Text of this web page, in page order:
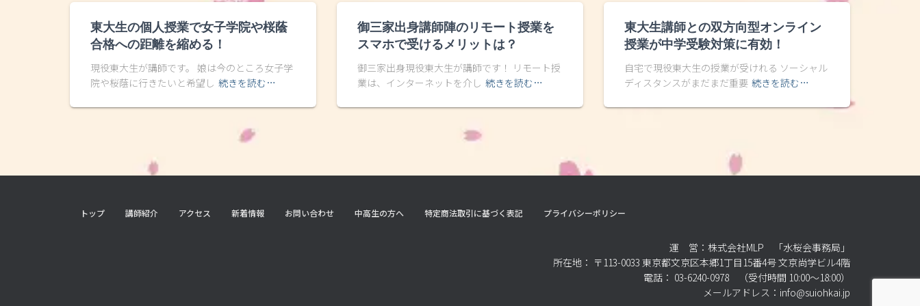
東大生の個人授業で女子学院や桜蔭
合格への距離を縮める！
現役東大生が講師です。 娘は今のところ女子学
院や桜蔭に行きたいと希望し 続きを読む…
御三家出身講師陣のリモート授業を
スマホで受けるメリットは？
御三家出身現役東大生が講師です！ リモート授
業は、インターネットを介し 続きを読む…
東大生講師との双方向型オンライン
授業が中学受験対策に有効！
自宅で現役東大生の授業が受けれる ソーシャル
ディスタンスがまだまだ重要 続きを読む…
トップ 講師紹介 アクセス 新着情報 お問い合わせ 中高生の方へ 特定商法取引に基づく表記 プライバシーポリシー
運 営：株式会社MLP 「水桜会事務局」
所在地： 〒113-0033 東京都文京区本郷1丁目15番4号 文京尚学ビル4階
電話： 03-6240-0978 （受付時間 10:00～18:00）
メールアドレス：info@suiohkai.jp